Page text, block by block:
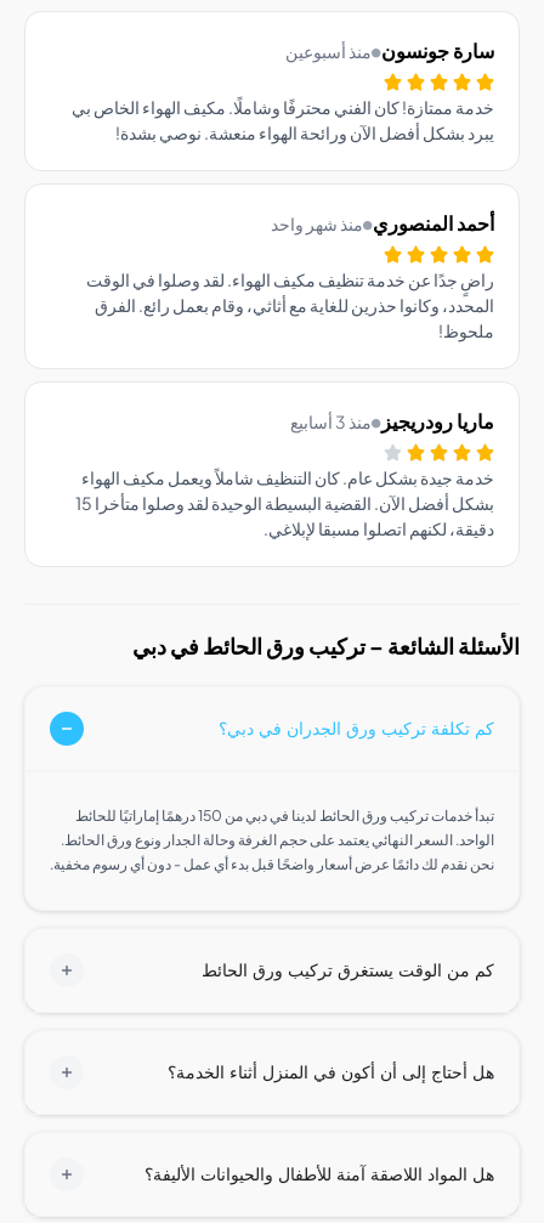
جونسون منذ أسبوعين
ممتازة! كان الفني محترفًا وشاملًا. مكيف الهواء الخاص بي
بشكل أفضل الآن ورائحة الهواء منعشة. نوصي بشدة!
المنصوري منذ شهر واحد
جدًا عن خدمة تنظيف مكيف الهواء. لقد وصلوا في الوقت
وكانوا حذرين للغاية مع أثاثي، وقام بعمل رائع. الفرق
رودريجيز منذ 3 أسابيع
جيدة بشكل عام. كان التنظيف شاملاً ويعمل مكيف الهواء
بشكل أفضل الآن. القضية البسيطة الوحيدة لقد وصلوا متأخرا 15
لكنهم اتصلوا مسبقا لإبلاغي.
الشائعة – تركيب ورق الحائط في دبي
تركيب ورق الجدران في دبي؟
تبدأ خدمات تركيب ورق الحائط لدينا في دبي من 150 درهمًا إماراتيًا للحائط
السعر النهائي يعتمد على حجم الغرفة وحالة الجدار ونوع ورق الحائط.
نقدم لك دائمًا عرض أسعار واضحًا قبل بدء أي عمل - دون أي رسوم مخفية.
من الوقت يستغرق تركيب ورق الحائط
إلى أن أكون في المنزل أثناء الخدمة؟
اللاصقة آمنة للأطفال والحيوانات الأليفة؟